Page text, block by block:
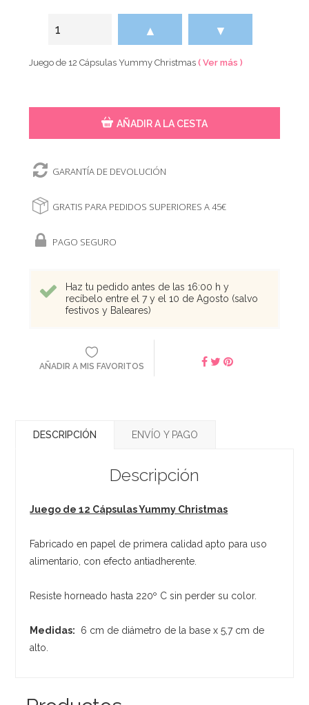
▲ ▼
Juego de 12 Cápsulas Yummy Christmas( Ver más )
AÑADIR A LA CESTA
GARANTÍA DE DEVOLUCIÓN
GRATIS PARA PEDIDOS SUPERIORES A 45€
PAGO SEGURO
Haz tu pedido antes de las 16:00 h y
recíbelo entre el 7 y el 10 de Agosto (salvo
festivos y Baleares)
AÑADIR A MIS FAVORITOS
DESCRIPCIÓN ENVÍO Y PAGO
Descripción
Juego de 12 Cápsulas Yummy Christmas
Fabricado en papel de primera calidad apto para uso
alimentario, con efecto antiadherente.
Resiste horneado hasta 220º C sin perder su color.
Medidas: 6 cm de diámetro de la base x 5,7 cm de
alto.